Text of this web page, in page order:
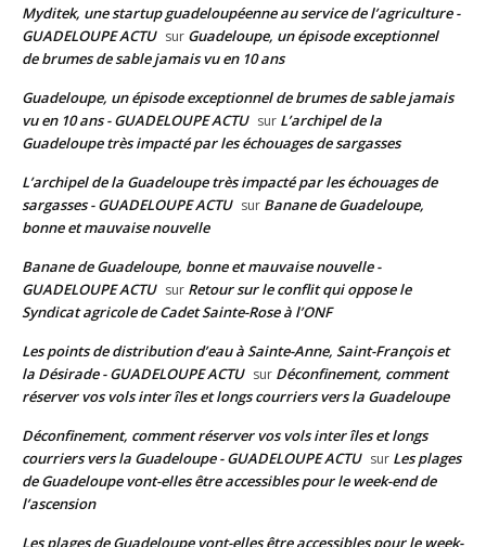
Myditek, une startup guadeloupéenne au service de l’agriculture -
GUADELOUPE ACTU sur Guadeloupe, un épisode exceptionnel
de brumes de sable jamais vu en 10 ans
Guadeloupe, un épisode exceptionnel de brumes de sable jamais
vu en 10 ans - GUADELOUPE ACTU sur L’archipel de la
Guadeloupe très impacté par les échouages de sargasses
L’archipel de la Guadeloupe très impacté par les échouages de
sargasses - GUADELOUPE ACTU sur Banane de Guadeloupe,
bonne et mauvaise nouvelle
Banane de Guadeloupe, bonne et mauvaise nouvelle -
GUADELOUPE ACTU sur Retour sur le conflit qui oppose le
Syndicat agricole de Cadet Sainte-Rose à l’ONF
Les points de distribution d’eau à Sainte-Anne, Saint-François et
la Désirade - GUADELOUPE ACTU sur Déconfinement, comment
réserver vos vols inter îles et longs courriers vers la Guadeloupe
Déconfinement, comment réserver vos vols inter îles et longs
courriers vers la Guadeloupe - GUADELOUPE ACTU sur Les plages
de Guadeloupe vont-elles être accessibles pour le week-end de
l’ascension
Les plages de Guadeloupe vont-elles être accessibles pour le week-